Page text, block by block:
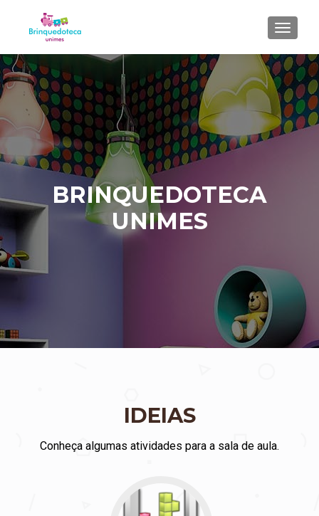
BRINQUEDOTECA
UNIMES
IDEIAS
Conheça algumas atividades para a sala de aula.
Ir
para